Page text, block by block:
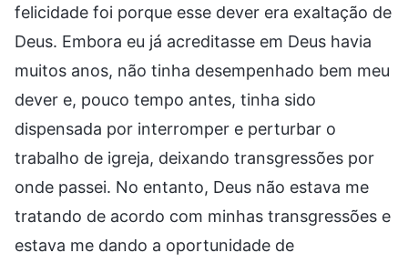
felicidade foi porque esse dever era exaltação de
Deus. Embora eu já acreditasse em Deus havia
muitos anos, não tinha desempenhado bem meu
dever e, pouco tempo antes, tinha sido
dispensada por interromper e perturbar o
trabalho de igreja, deixando transgressões por
onde passei. No entanto, Deus não estava me
tratando de acordo com minhas transgressões e
estava me dando a oportunidade de